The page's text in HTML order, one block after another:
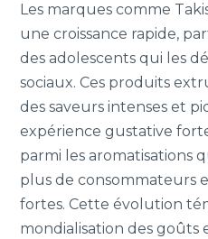
Les marques comme
une croissance rapide,
des adolescents qui les
sociaux. Ces produits
des saveurs intenses et
expérience gustative
parmi les aromatisations
plus de consommateurs
fortes. Cette évolution
mondialisation des goûts